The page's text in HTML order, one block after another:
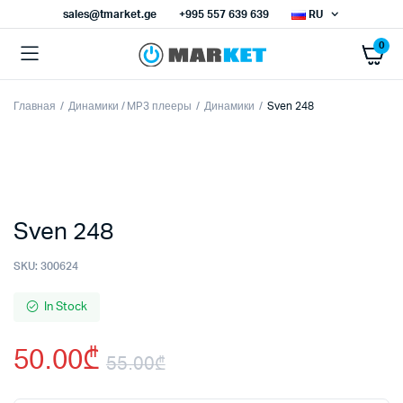
sales@tmarket.ge +995 557 639 639 RU
0
Главная Динамики / MP3 плееры Динамики Sven 248
Sven 248
SKU: 300624
In Stock
55.00₾
50.00₾